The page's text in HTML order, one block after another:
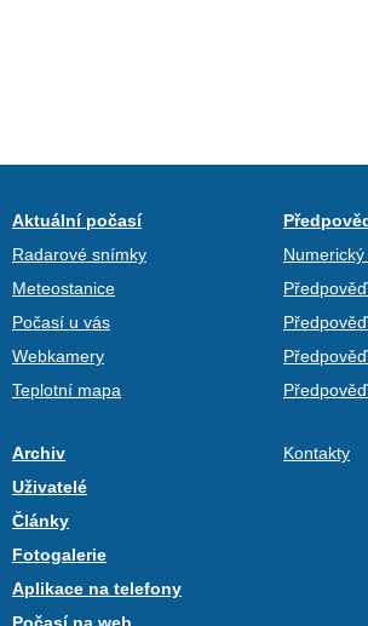
Aktuální počasí
Radarové snímky
Meteostanice
Počasí u vás
Webkamery
Teplotní mapa
Archiv
Uživatelé
Články
Fotogalerie
Aplikace na telefony
Kontakty